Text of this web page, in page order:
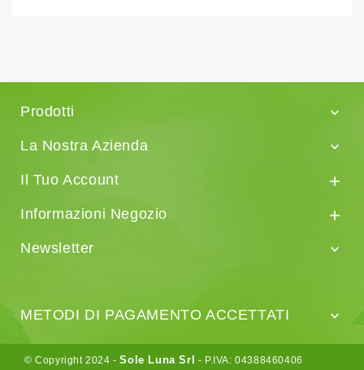
Prodotti

La Nostra Azienda

Il Tuo Account

Informazioni Negozio

Newsletter

METODI DI PAGAMENTO ACCETTATI 
© Copyright 2024 -Sole Luna Srl - P.IVA: 04388460406